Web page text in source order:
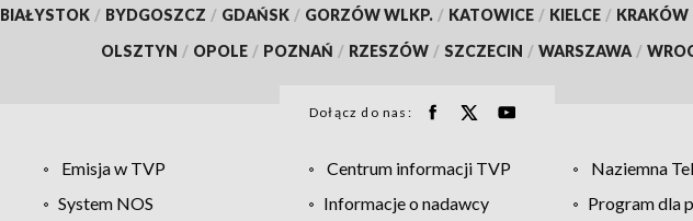
BIAŁYSTOK / BYDGOSZCZ / GDAŃSK / GORZÓW WLKP. / KATOWICE / KIELCE / KRAKÓW
OLSZTYN / OPOLE / POZNAŃ / RZESZÓW / SZCZECIN / WARSZAWA /
Dołącz do nas:
Emisja w TVP Centrum informacji TVP Naziemna
System NOS Informacje o nadawcy
Program dla